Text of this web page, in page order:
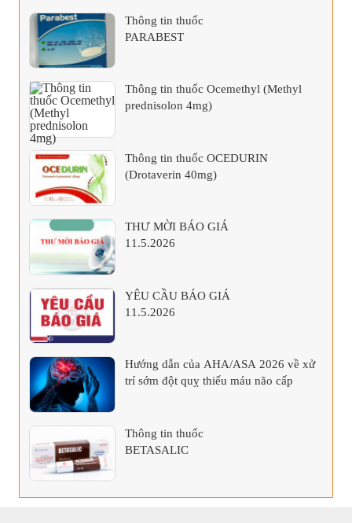
Thông tin thuốc
PARABEST
Thông tin thuốc Ocemethyl (Methyl
prednisolon 4mg)
Thông tin thuốc OCEDURIN
(Drotaverin 40mg)
THƯ MỜI BÁO GIÁ
11.5.2026
YÊU CẦU BÁO GIÁ
11.5.2026
Hướng dẫn của AHA/ASA 2026 về xử
trí sớm đột quỵ thiếu máu não cấp
Thông tin thuốc
BETASALIC